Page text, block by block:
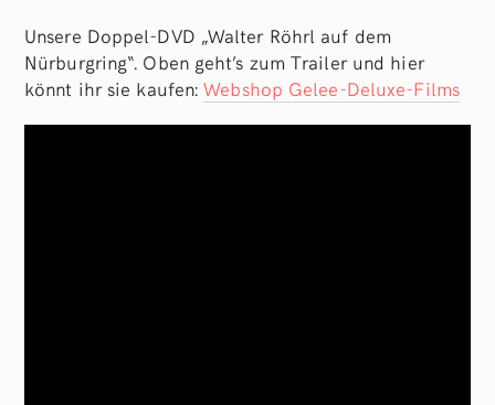
Unsere Doppel-DVD „Walter Röhrl auf dem
Nürburgring“. Oben geht’s zum Trailer und hier
könnt ihr sie kaufen:Webshop Gelee-Deluxe-Films